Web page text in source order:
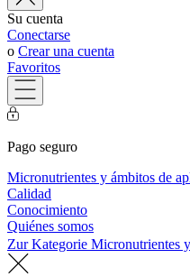
Su cuenta
Conectarse
o Crear una cuenta
Favoritos
Pago seguro
Micronutrientes y ámbitos de
Calidad
Conocimiento
Quiénes somos
Zur Kategorie Micronutrientes